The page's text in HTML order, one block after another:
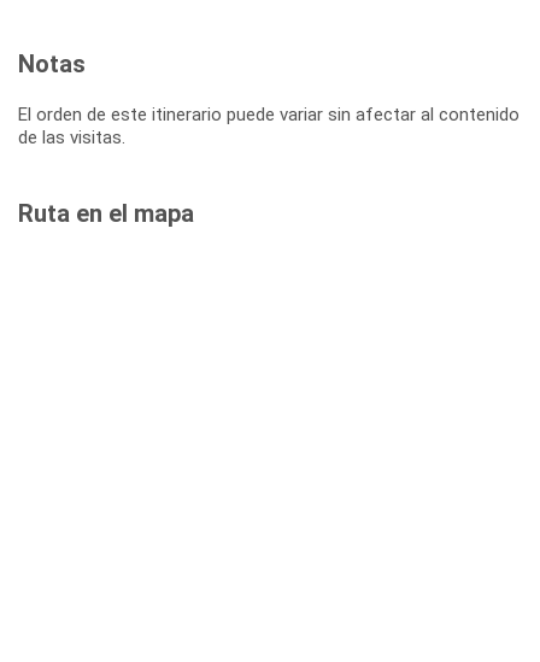
Notas
El orden de este itinerario puede variar sin afectar al contenido
de las visitas.
Ruta en el mapa